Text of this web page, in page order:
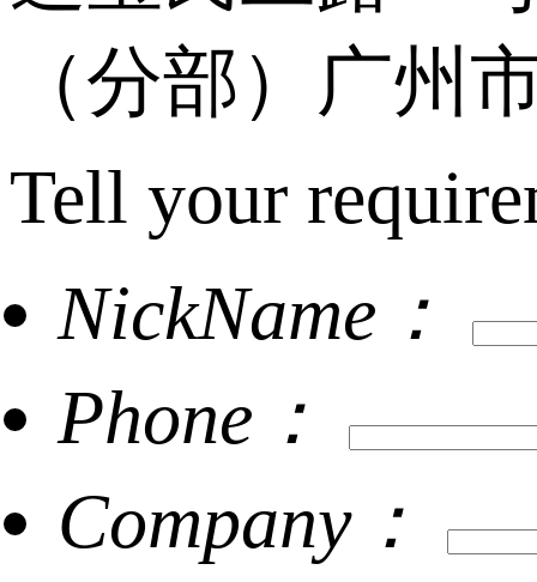
（分部）广州
Tell your
NickName：
Phone：
Company：